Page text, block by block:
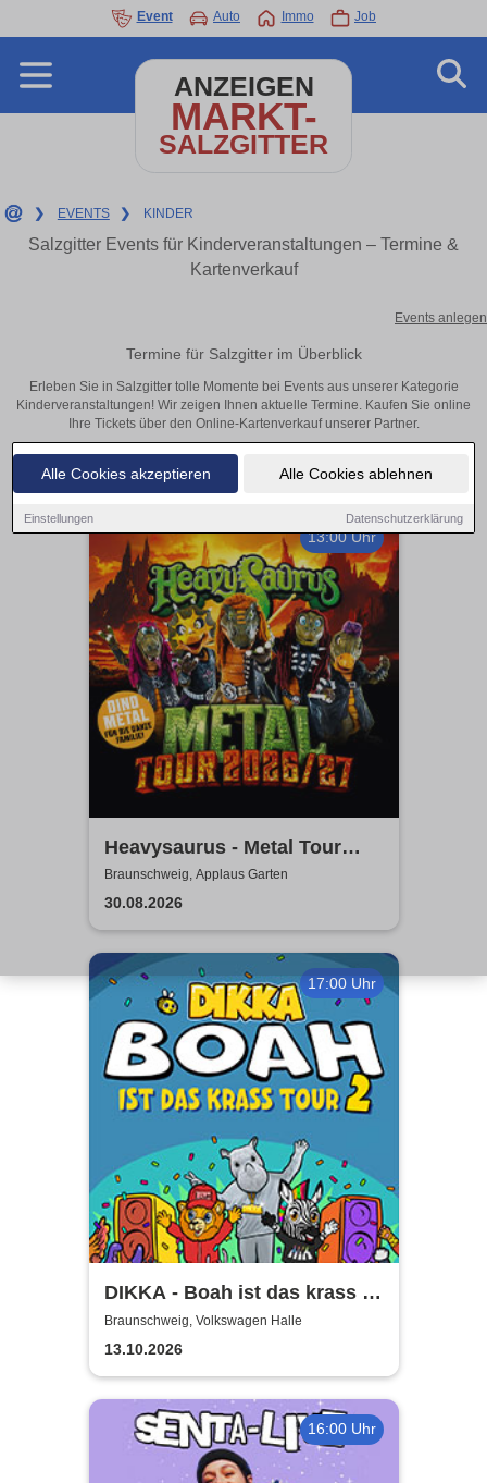
Alle Cookies akzeptieren Alle Cookies ablehnen
Einstellungen Datenschutzerklärung
Event Auto Immo Job
ANZEIGEN
MARKT-
SALZGITTER
❯ EVENTS ❯ KINDER
Salzgitter Events für Kinderveranstaltungen – Termine &
Kartenverkauf
Events anlegen
Termine für Salzgitter im Überblick
Erleben Sie in Salzgitter tolle Momente bei Events aus unserer Kategorie
Kinderveranstaltungen! Wir zeigen Ihnen aktuelle Termine. Kaufen Sie online
Ihre Tickets über den Online-Kartenverkauf unserer Partner.
13:00 Uhr
Heavysaurus - Metal Tour
2026/27
Braunschweig, Applaus Garten
30.08.2026
17:00 Uhr
DIKKA - Boah ist das krass -
Tour 2026
Braunschweig, Volkswagen Halle
13.10.2026
16:00 Uhr